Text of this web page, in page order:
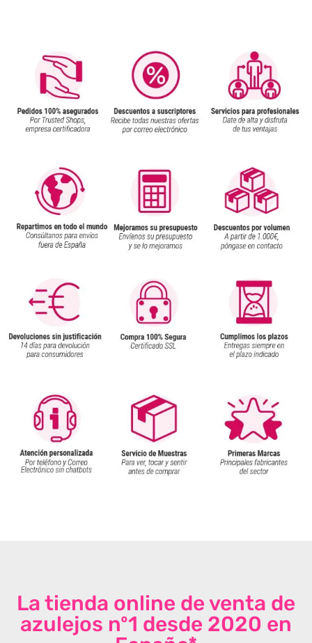
La tienda online de venta de
azulejos nº1 desde 2020 en